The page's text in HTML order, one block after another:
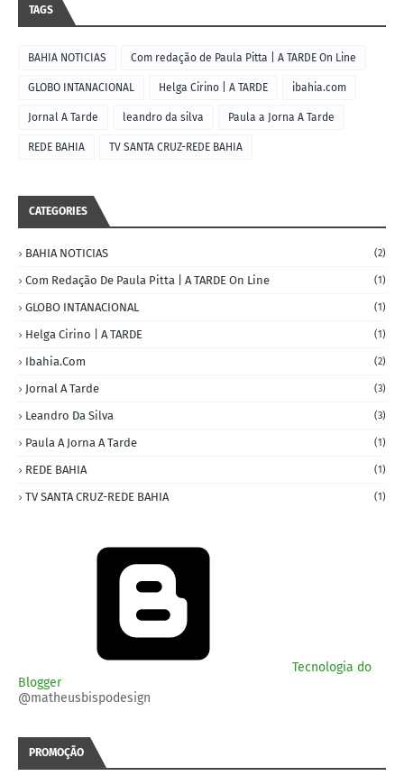
TAGS
BAHIA NOTICIAS Com redação de Paula Pitta | A TARDE On Line
GLOBO INTANACIONAL Helga Cirino | A TARDE ibahia.com
Jornal A Tarde leandro da silva Paula a Jorna A Tarde
REDE BAHIA TV SANTA CRUZ-REDE BAHIA
CATEGORIES
BAHIA NOTICIAS (2)
Com Redação De Paula Pitta | A TARDE On Line (1)
GLOBO INTANACIONAL (1)
Helga Cirino | A TARDE (1)
Ibahia.com (2)
Jornal A Tarde (3)
Leandro Da Silva (3)
Paula A Jorna A Tarde (1)
REDE BAHIA (1)
TV SANTA CRUZ-REDE BAHIA (1)
Tecnologia do
Blogger
@matheusbispodesign
PROMOÇÃO